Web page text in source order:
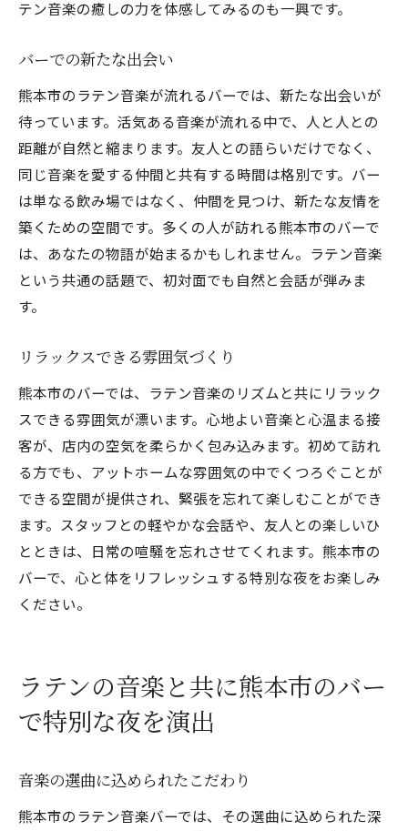
テン音楽の癒しの力を体感してみるのも一興です。
バーでの新たな出会い
熊本市のラテン音楽が流れるバーでは、新たな出会いが
待っています。活気ある音楽が流れる中で、人と人との
距離が自然と縮まります。友人との語らいだけでなく、
同じ音楽を愛する仲間と共有する時間は格別です。バー
は単なる飲み場ではなく、仲間を見つけ、新たな友情を
築くための空間です。多くの人が訪れる熊本市のバーで
は、あなたの物語が始まるかもしれません。ラテン音楽
という共通の話題で、初対面でも自然と会話が弾みま
す。
リラックスできる雰囲気づくり
熊本市のバーでは、ラテン音楽のリズムと共にリラック
スできる雰囲気が漂います。心地よい音楽と心温まる接
客が、店内の空気を柔らかく包み込みます。初めて訪れ
る方でも、アットホームな雰囲気の中でくつろぐことが
できる空間が提供され、緊張を忘れて楽しむことができ
ます。スタッフとの軽やかな会話や、友人との楽しいひ
とときは、日常の喧騒を忘れさせてくれます。熊本市の
バーで、心と体をリフレッシュする特別な夜をお楽しみ
ください。
ラテンの音楽と共に熊本市のバー
で特別な夜を演出
音楽の選曲に込められたこだわり
熊本市のラテン音楽バーでは、その選曲に込められた深